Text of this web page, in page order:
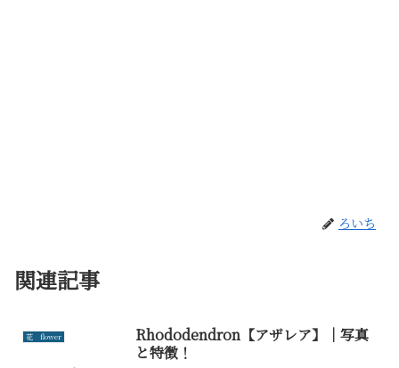
ろいち
関連記事
花 flower
Rhododendron【アザレア】｜写真
と特徴！